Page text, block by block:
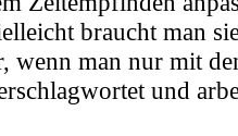
braucht man
wenn man nur mit
und